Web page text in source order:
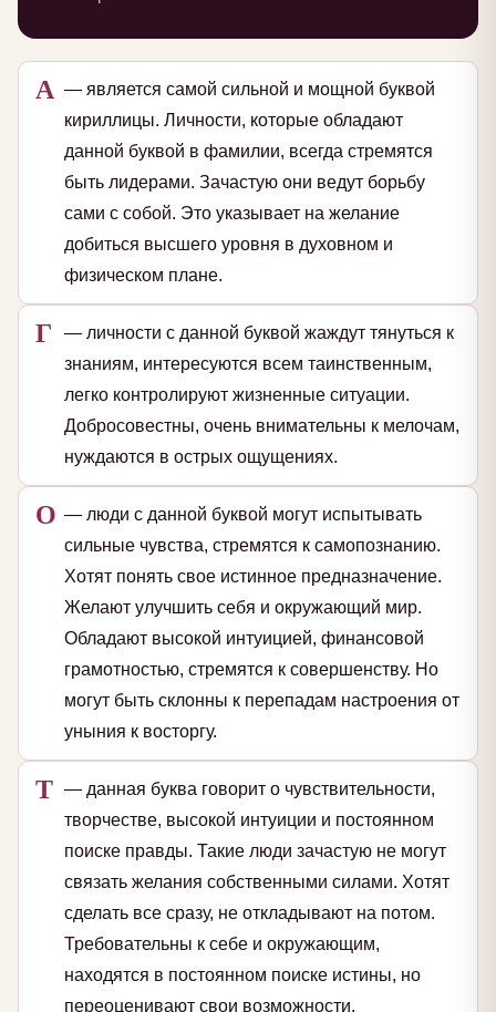
А — является самой сильной и мощной буквой
кириллицы. Личности, которые обладают
данной буквой в фамилии, всегда стремятся
быть лидерами. Зачастую они ведут борьбу
сами с собой. Это указывает на желание
добиться высшего уровня в духовном и
физическом плане.
Г
— личности с данной буквой жаждут тянуться к
знаниям, интересуются всем таинственным,
легко контролируют жизненные ситуации.
Добросовестны, очень внимательны к мелочам,
нуждаются в острых ощущениях.
О — люди с данной буквой могут испытывать
сильные чувства, стремятся к самопознанию.
Хотят понять свое истинное предназначение.
Желают улучшить себя и окружающий мир.
Обладают высокой интуицией, финансовой
грамотностью, стремятся к совершенству. Но
могут быть склонны к перепадам настроения от
уныния к восторгу.
Т — данная буква говорит о чувствительности,
творчестве, высокой интуиции и постоянном
поиске правды. Такие люди зачастую не могут
связать желания собственными силами. Хотят
сделать все сразу, не откладывают на потом.
Требовательны к себе и окружающим,
находятся в постоянном поиске истины, но
переоценивают свои возможности.